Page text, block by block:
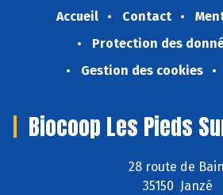
Accueil Contact
Protection des
Gestion des cookies
Biocoop Les Pieds
28 route de Bain
35150 Janzé